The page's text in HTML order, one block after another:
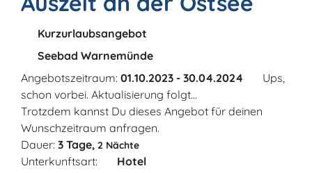
Kurzurlaubsangebot
Seebad Warnemünde
Angebotszeitraum: 01.10.2023 - 30.04.2024
Ups,
schon vorbei. Aktualisierung folgt...
Trotzdem kannst Du dieses Angebot für deinen
Wunschzeitraum anfragen.
Dauer: 3 Tage, 2 Nächte
Unterkunftsart: Hotel